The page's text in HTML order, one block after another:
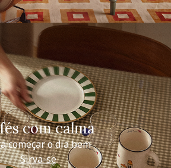
com calma
começar o dia bem
Sirva-se